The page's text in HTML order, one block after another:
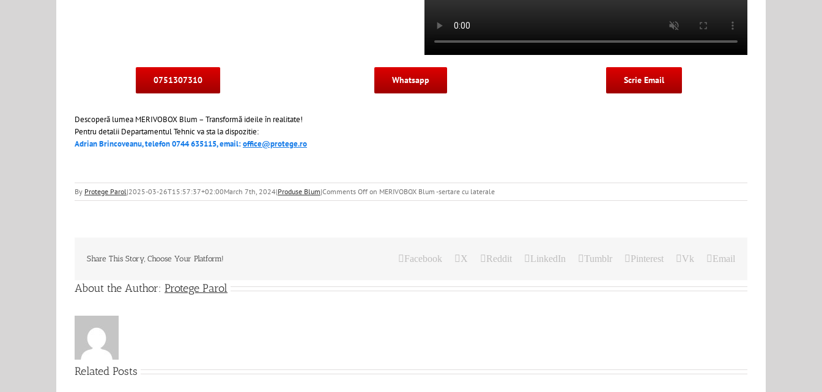
0751307310 Whatsapp Scrie Email
Descoperă lumea MERIVOBOX Blum – Transformă ideile în realitate!
Pentru detalii Departamentul Tehnic va sta la dispozitie:
Adrian Brincoveanu, telefon 0744 635115, email:office@protege.ro
By Protege Parol |2025-03-26T15:57:37+02:00March 7th, 2024|Produse Blum|Comments Off on MERIVOBOX Blum -sertare cu laterale
Share This Story, Choose Your Platform! Facebook X Reddit LinkedIn Tumblr Pinterest Vk Email
About the Author: Protege Parol
Related Posts